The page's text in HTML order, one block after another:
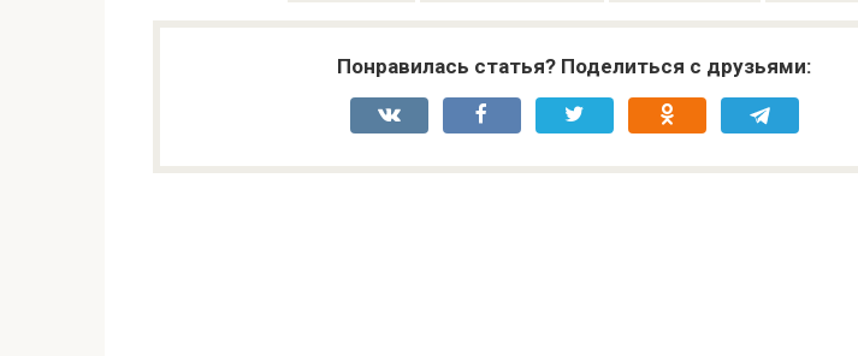
Понравилась статья? Поделиться с друзьями: